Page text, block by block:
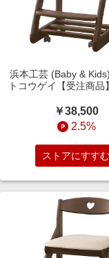
浜本工芸 (Baby &
トコウゲイ【受注商品
ブルー 机・デスク【三
公式】
￥38,500
2.5%
ストアにすすむ